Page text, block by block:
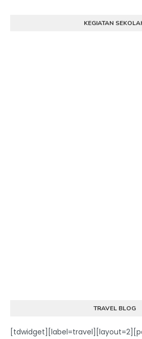
KEGIATAN
TRAVEL BLOG